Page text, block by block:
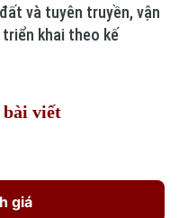
và tuyên truyền, vận
khai theo kế
bài viết
giá